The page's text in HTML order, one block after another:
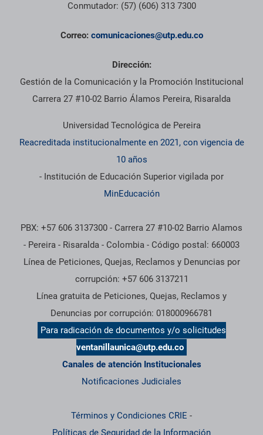
Conmutador: (57) (606) 313 7300
Correo: comunicaciones@utp.edu.co
Dirección:
Gestión de la Comunicación y la Promoción Institucional
Carrera 27 #10-02 Barrio Álamos Pereira, Risaralda
Universidad Tecnológica de Pereira
Reacreditada institucionalmente en 2021, con vigencia de
10 años
- Institución de Educación Superior vigilada por
MinEducación
PBX: +57 606 3137300 - Carrera 27 #10-02 Barrio Alamos
- Pereira - Risaralda - Colombia - Código postal: 660003
Línea de Peticiones, Quejas, Reclamos y Denuncias por
corrupción: +57 606 3137211
Línea gratuita de Peticiones, Quejas, Reclamos y
Denuncias por corrupción: 018000966781
Para radicación de documentos y/o solicitudes
ventanillaunica@utp.edu.co
Canales de atención Institucionales
Notificaciones Judiciales
Términos y Condiciones CRIE -
Políticas de Seguridad de la Información